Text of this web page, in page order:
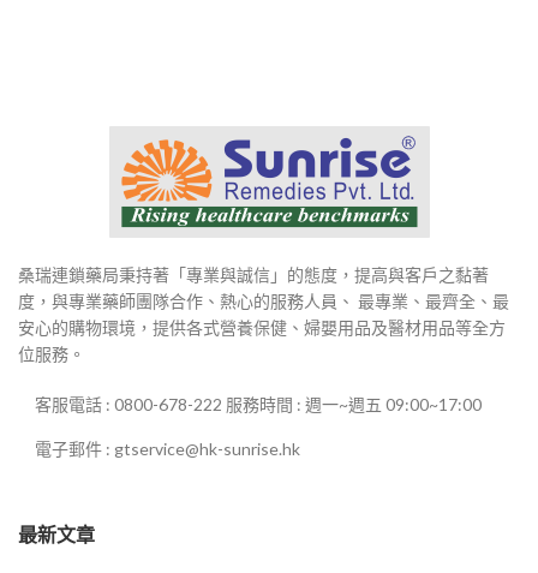
桑瑞連鎖藥局秉持著「專業與誠信」的態度，提高與客戶之黏著
度，與專業藥師團隊合作、熱心的服務人員、 最專業、最齊全、最
安心的購物環境，提供各式營養保健、婦嬰用品及醫材用品等全方
位服務。
客服電話 : 0800-678-222 服務時間 : 週一~週五 09:00~17:00
電子郵件 : gtservice@hk-sunrise.hk
最新文章